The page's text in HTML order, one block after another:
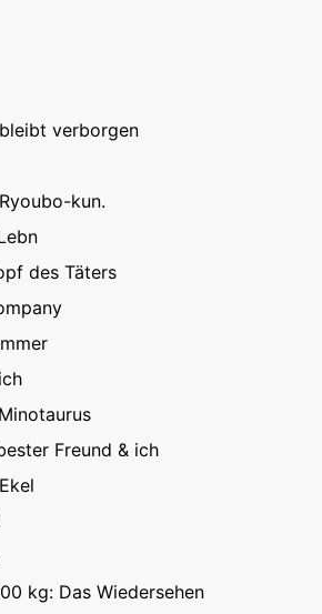
verborgen
kun.
des Täters
Freund & ich
kg: Das Wiedersehen